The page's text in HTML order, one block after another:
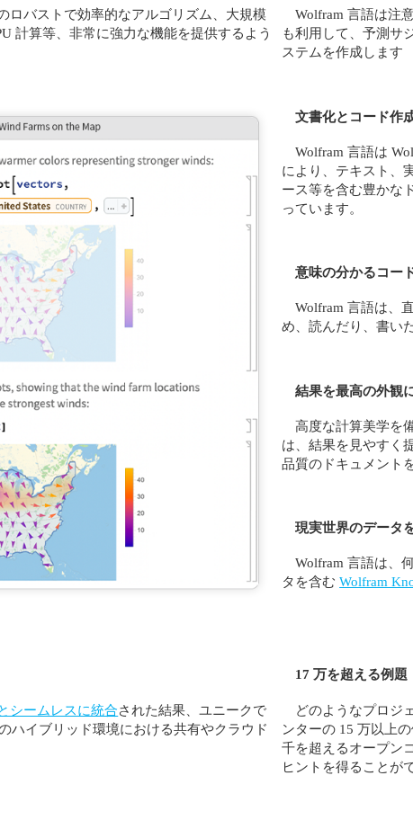
ロバストで効率的なアルゴリズム、大規模
計算等、非常に強力な機能を提供するよう
Wolfram 言語は注
も利用して、予測サ
ステムを作成します
文書化とコード作
Wolfram 言語は
により、テキスト、
ース等を含む豊かな
っています。
意味の分かるコー
Wolfram 言語は、
め、読んだり、書い
結果を最高の外観
高度な計算美学を
は、結果を見やすく
品質のドキュメント
現実世界のデータ
Wolfram 言語は、
タを含むWolfram
シームレスに統合された結果、ユニークで
ハイブリッド環境における共有やクラウド
17 万を超える例題
どのようなプロジ
ンターの 15 万以上
千を超えるオープン
ヒントを得ることが